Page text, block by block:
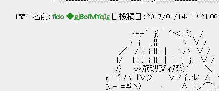
1551 名前： fido ◆gj8ofMYqIg
[] 投稿日：2017/01/14(土)
r:‐:‐´ j{ "'＜=ミ., /
ﾉ i .:{{ ヽ ∨ /
／ / { i :{{ :| ヽハ ∨ /
{/ { : { i :{{ :| | j j: ∨ /
/} vｨ笊ミﾘⅣィ笊ミｲ ＼ 『屍人バエ』
r:‐‐'} ハ {:V,,ﾂ V,,ﾂ j}ノﾚ' /:
彡-‐=≦ヽ〉 : ∧ }レ'⌒ヽﾉ 人質としての